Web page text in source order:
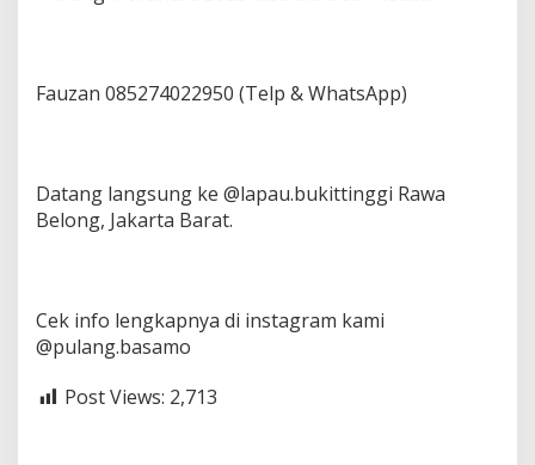
Fauzan 085274022950 (Telp & WhatsApp)
Datang langsung ke @lapau.bukittinggi Rawa
Belong, Jakarta Barat.
Cek info lengkapnya di instagram kami
@pulang.basamo
Post Views: 2,713